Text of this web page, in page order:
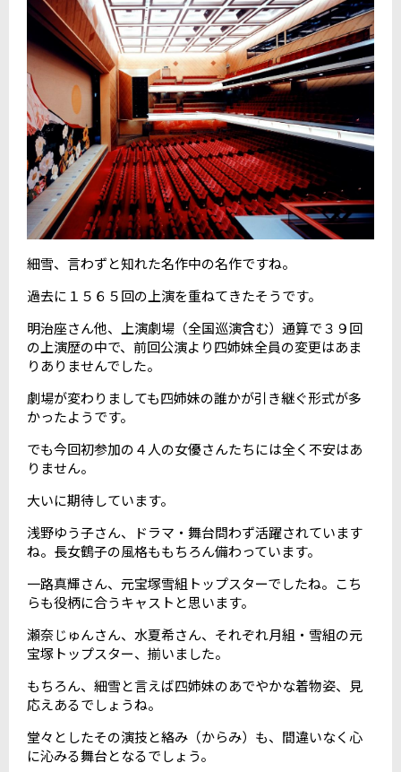
細雪、言わずと知れた名作中の名作ですね。
過去に１５６５回の上演を重ねてきたそうです。
明治座さん他、上演劇場（全国巡演含む）通算で３９回
の上演歴の中で、前回公演より四姉妹全員の変更はあま
りありませんでした。
劇場が変わりましても四姉妹の誰かが引き継ぐ形式が多
かったようです。
でも今回初参加の４人の女優さんたちには全く不安はあ
りません。
大いに期待しています。
浅野ゆう子さん、ドラマ・舞台問わず活躍されています
ね。長女鶴子の風格ももちろん備わっています。
一路真輝さん、元宝塚雪組トップスターでしたね。こち
らも役柄に合うキャストと思います。
瀬奈じゅんさん、水夏希さん、それぞれ月組・雪組の元
宝塚トップスター、揃いました。
もちろん、細雪と言えば四姉妹のあでやかな着物姿、見
応えあるでしょうね。
堂々としたその演技と絡み（からみ）も、間違いなく心
に沁みる舞台となるでしょう。